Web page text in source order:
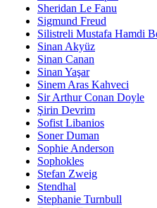
Sheridan Le Fanu
Sigmund Freud
Silistreli Mustafa Hamdi
Sinan Akyüz
Sinan Canan
Sinan Yaşar
Sinem Aras Kahveci
Sir Arthur Conan Doyle
Şirin Devrim
Sofist Libanios
Soner Duman
Sophie Anderson
Sophokles
Stefan Zweig
Stendhal
Stephanie Turnbull